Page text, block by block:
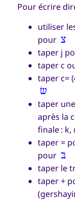
Pour écrire
utiliser
pour צ
taper j
taper c
taper c=
שׂ
taper
après la
finale : k,
taper =
pour בּ
taper le
taper +